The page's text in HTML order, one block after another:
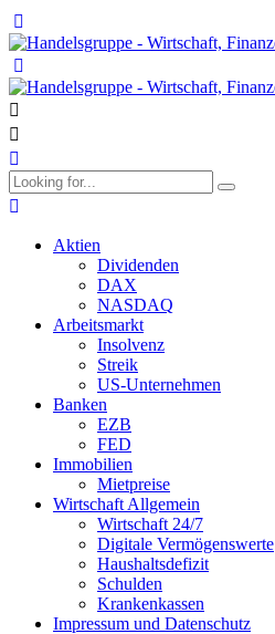
Aktien
Dividenden
DAX
NASDAQ
Arbeitsmarkt
Insolvenz
Streik
US-Unternehmen
Banken
EZB
FED
Immobilien
Mietpreise
Wirtschaft Allgemein
Wirtschaft 24/7
Digitale Vermögenswerte
Haushaltsdefizit
Schulden
Krankenkassen
Impressum und Datenschutz